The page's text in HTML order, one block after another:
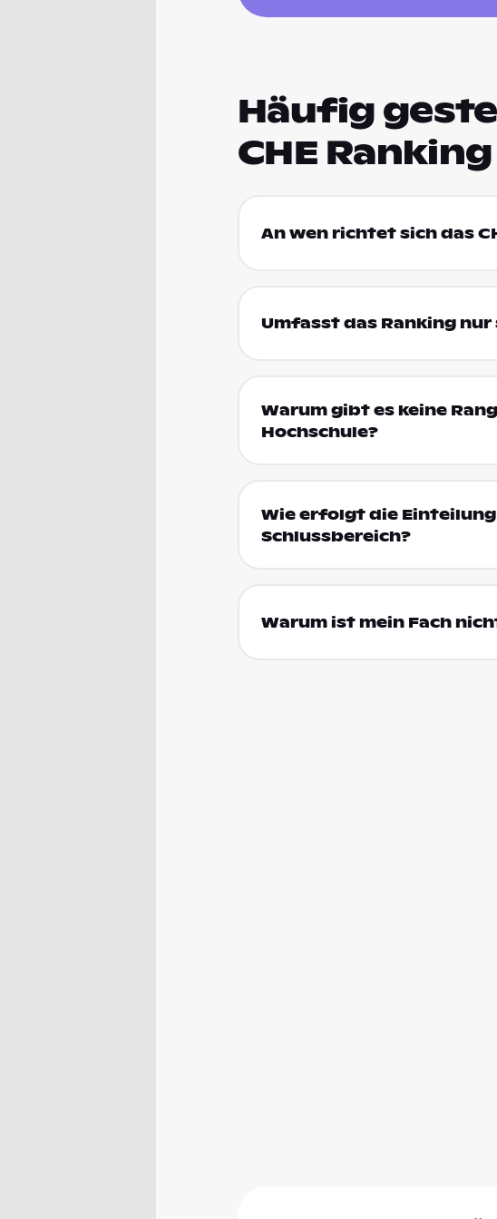
Häufig
CHE
An wen richtet sich das
Umfasst das Ranking
Warum gibt es keine
Hochschule?
Wie erfolgt die
Schlussbereich?
Warum ist mein Fach